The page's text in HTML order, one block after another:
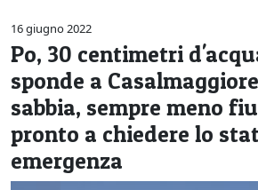
CULTURA
LA STORIA
SPETTACOLI
L'EDITORIALE
SEZIONI
16 giugno 2022
Po, 30 centimetri
sponde a
sabbia, sempre meno
pronto a chiedere lo
emergenza